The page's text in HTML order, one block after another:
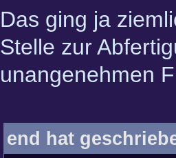
Das ging ja
Stelle zur
unangenehmen
end hat